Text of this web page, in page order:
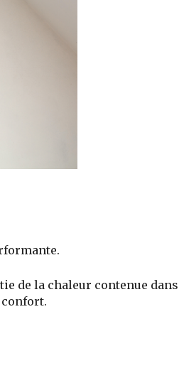
de la chaleur contenue
confort.